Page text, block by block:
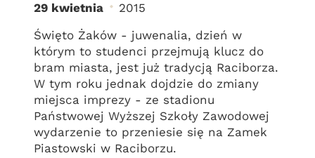
Święto Żaków, czyli
29 kwietnia
2015
Święto Żaków - juwenalia, dzień w
którym to studenci przejmują klucz do
bram miasta, jest już tradycją Raciborza.
W tym roku jednak dojdzie do zmiany
miejsca imprezy - ze stadionu
Państwowej Wyższej Szkoły Zawodowej
wydarzenie to przeniesie się na Zamek
Piastowski w Raciborzu.